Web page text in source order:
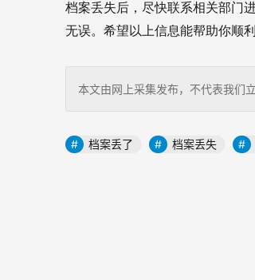
档案丢失后，尽快联系相关部门
无误。 希望以上信息能帮助你顺
本文由网上采集发布，不代表我
档案丢了 档案丢失